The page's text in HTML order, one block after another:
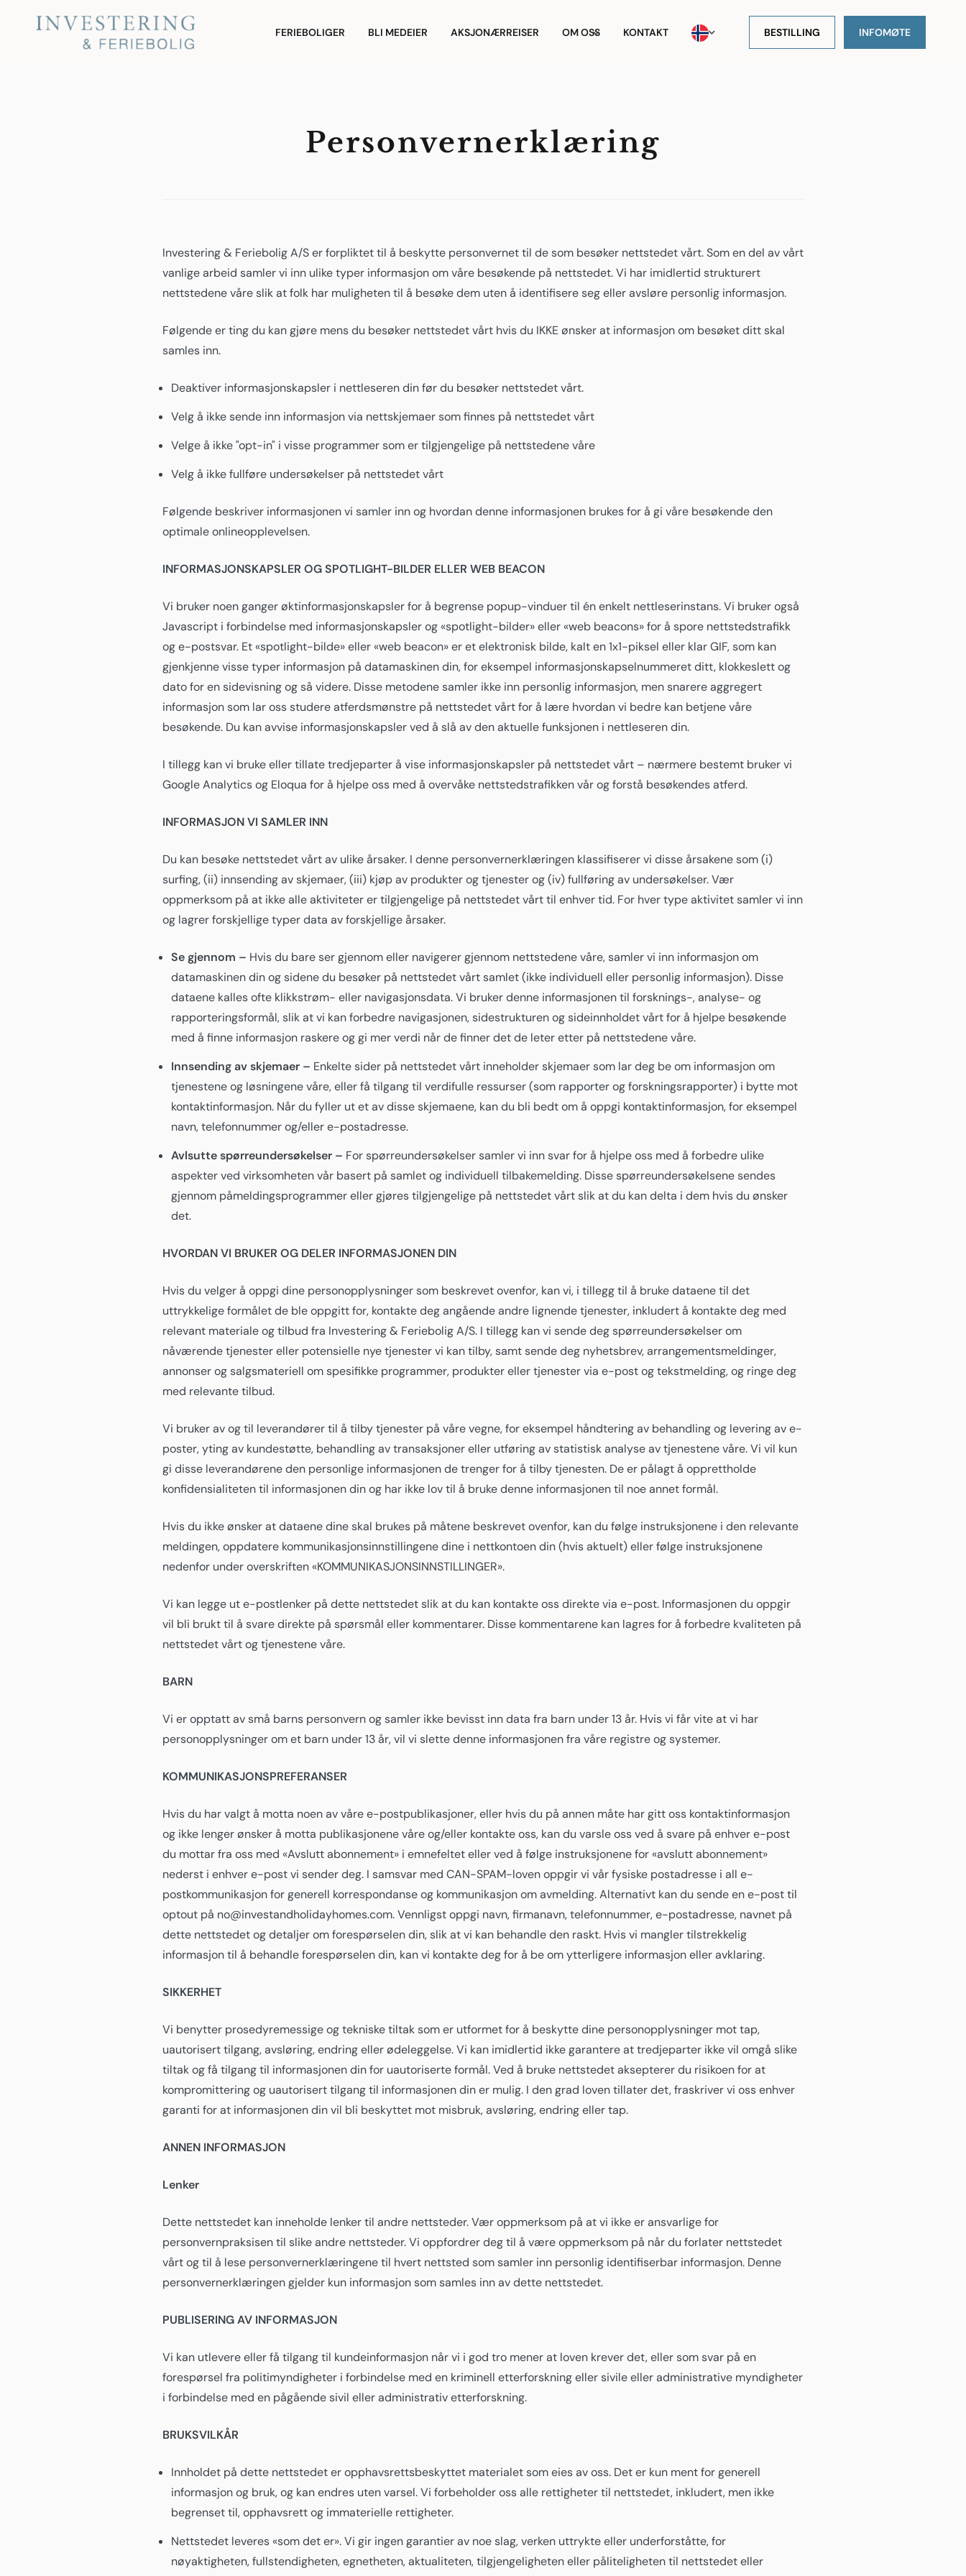
Investering & Feriebolig FERIEBOLIGER BLI MEDEIER AKSJONÆRREISER OM OSS KONTAKT BESTILLING INFOMØTE
Personvernerklæring
Investering & Feriebolig A/S er forpliktet til å beskytte personvernet til de som besøker nettstedet vårt. Som en del av vårt
vanlige arbeid samler vi inn ulike typer informasjon om våre besøkende på nettstedet. Vi har imidlertid strukturert
nettstedene våre slik at folk har muligheten til å besøke dem uten å identifisere seg eller avsløre personlig informasjon.
Følgende er ting du kan gjøre mens du besøker nettstedet vårt hvis du IKKE ønsker at informasjon om besøket ditt skal
samles inn.
Deaktiver informasjonskapsler i nettleseren din før du besøker nettstedet vårt.
Velg å ikke sende inn informasjon via nettskjemaer som finnes på nettstedet vårt
Velge å ikke "opt-in" i visse programmer som er tilgjengelige på nettstedene våre
Velg å ikke fullføre undersøkelser på nettstedet vårt
Følgende beskriver informasjonen vi samler inn og hvordan denne informasjonen brukes for å gi våre besøkende den
optimale onlineopplevelsen.
INFORMASJONSKAPSLER OG SPOTLIGHT-BILDER ELLER WEB BEACON
Vi bruker noen ganger øktinformasjonskapsler for å begrense popup-vinduer til én enkelt nettleserinstans. Vi bruker også
Javascript i forbindelse med informasjonskapsler og «spotlight-bilder» eller «web beacons» for å spore nettstedstrafikk
og e-postsvar. Et «spotlight-bilde» eller «web beacon» er et elektronisk bilde, kalt en 1x1-piksel eller klar GIF, som kan
gjenkjenne visse typer informasjon på datamaskinen din, for eksempel informasjonskapselnummeret ditt, klokkeslett og
dato for en sidevisning og så videre. Disse metodene samler ikke inn personlig informasjon, men snarere aggregert
informasjon som lar oss studere atferdsmønstre på nettstedet vårt for å lære hvordan vi bedre kan betjene våre
besøkende. Du kan avvise informasjonskapsler ved å slå av den aktuelle funksjonen i nettleseren din.
I tillegg kan vi bruke eller tillate tredjeparter å vise informasjonskapsler på nettstedet vårt – nærmere bestemt bruker vi
Google Analytics og Eloqua for å hjelpe oss med å overvåke nettstedstrafikken vår og forstå besøkendes atferd.
INFORMASJON VI SAMLER INN
Du kan besøke nettstedet vårt av ulike årsaker. I denne personvernerklæringen klassifiserer vi disse årsakene som (i)
surfing, (ii) innsending av skjemaer, (iii) kjøp av produkter og tjenester og (iv) fullføring av undersøkelser. Vær
oppmerksom på at ikke alle aktiviteter er tilgjengelige på nettstedet vårt til enhver tid. For hver type aktivitet samler vi inn
og lagrer forskjellige typer data av forskjellige årsaker.
Se gjennom – Hvis du bare ser gjennom eller navigerer gjennom nettstedene våre, samler vi inn informasjon om
datamaskinen din og sidene du besøker på nettstedet vårt samlet (ikke individuell eller personlig informasjon). Disse
dataene kalles ofte klikkstrøm- eller navigasjonsdata. Vi bruker denne informasjonen til forsknings-, analyse- og
rapporteringsformål, slik at vi kan forbedre navigasjonen, sidestrukturen og sideinnholdet vårt for å hjelpe besøkende
med å finne informasjon raskere og gi mer verdi når de finner det de leter etter på nettstedene våre.
Innsending av skjemaer – Enkelte sider på nettstedet vårt inneholder skjemaer som lar deg be om informasjon om
tjenestene og løsningene våre, eller få tilgang til verdifulle ressurser (som rapporter og forskningsrapporter) i bytte mot
kontaktinformasjon. Når du fyller ut et av disse skjemaene, kan du bli bedt om å oppgi kontaktinformasjon, for eksempel
navn, telefonnummer og/eller e-postadresse.
Avlsutte spørreundersøkelser – For spørreundersøkelser samler vi inn svar for å hjelpe oss med å forbedre ulike
aspekter ved virksomheten vår basert på samlet og individuell tilbakemelding. Disse spørreundersøkelsene sendes
gjennom påmeldingsprogrammer eller gjøres tilgjengelige på nettstedet vårt slik at du kan delta i dem hvis du ønsker
det.
HVORDAN VI BRUKER OG DELER INFORMASJONEN DIN
Hvis du velger å oppgi dine personopplysninger som beskrevet ovenfor, kan vi, i tillegg til å bruke dataene til det
uttrykkelige formålet de ble oppgitt for, kontakte deg angående andre lignende tjenester, inkludert å kontakte deg med
relevant materiale og tilbud fra Investering & Feriebolig A/S. I tillegg kan vi sende deg spørreundersøkelser om
nåværende tjenester eller potensielle nye tjenester vi kan tilby, samt sende deg nyhetsbrev, arrangementsmeldinger,
annonser og salgsmateriell om spesifikke programmer, produkter eller tjenester via e-post og tekstmelding, og ringe deg
med relevante tilbud.
Vi bruker av og til leverandører til å tilby tjenester på våre vegne, for eksempel håndtering av behandling og levering av e-
poster, yting av kundestøtte, behandling av transaksjoner eller utføring av statistisk analyse av tjenestene våre. Vi vil kun
gi disse leverandørene den personlige informasjonen de trenger for å tilby tjenesten. De er pålagt å opprettholde
konfidensialiteten til informasjonen din og har ikke lov til å bruke denne informasjonen til noe annet formål.
Hvis du ikke ønsker at dataene dine skal brukes på måtene beskrevet ovenfor, kan du følge instruksjonene i den relevante
meldingen, oppdatere kommunikasjonsinnstillingene dine i nettkontoen din (hvis aktuelt) eller følge instruksjonene
nedenfor under overskriften «KOMMUNIKASJONSINNSTILLINGER».
Vi kan legge ut e-postlenker på dette nettstedet slik at du kan kontakte oss direkte via e-post. Informasjonen du oppgir
vil bli brukt til å svare direkte på spørsmål eller kommentarer. Disse kommentarene kan lagres for å forbedre kvaliteten på
nettstedet vårt og tjenestene våre.
BARN
Vi er opptatt av små barns personvern og samler ikke bevisst inn data fra barn under 13 år. Hvis vi får vite at vi har
personopplysninger om et barn under 13 år, vil vi slette denne informasjonen fra våre registre og systemer.
KOMMUNIKASJONSPREFERANSER
Hvis du har valgt å motta noen av våre e-postpublikasjoner, eller hvis du på annen måte har gitt oss kontaktinformasjon
og ikke lenger ønsker å motta publikasjonene våre og/eller kontakte oss, kan du varsle oss ved å svare på enhver e-post
du mottar fra oss med «Avslutt abonnement» i emnefeltet eller ved å følge instruksjonene for «avslutt abonnement»
nederst i enhver e-post vi sender deg. I samsvar med CAN-SPAM-loven oppgir vi vår fysiske postadresse i all e-
postkommunikasjon for generell korrespondanse og kommunikasjon om avmelding. Alternativt kan du sende en e-post til
optout på no@investandholidayhomes.com. Vennligst oppgi navn, firmanavn, telefonnummer, e-postadresse, navnet på
dette nettstedet og detaljer om forespørselen din, slik at vi kan behandle den raskt. Hvis vi mangler tilstrekkelig
informasjon til å behandle forespørselen din, kan vi kontakte deg for å be om ytterligere informasjon eller avklaring.
SIKKERHET
Vi benytter prosedyremessige og tekniske tiltak som er utformet for å beskytte dine personopplysninger mot tap,
uautorisert tilgang, avsløring, endring eller ødeleggelse. Vi kan imidlertid ikke garantere at tredjeparter ikke vil omgå slike
tiltak og få tilgang til informasjonen din for uautoriserte formål. Ved å bruke nettstedet aksepterer du risikoen for at
kompromittering og uautorisert tilgang til informasjonen din er mulig. I den grad loven tillater det, fraskriver vi oss enhver
garanti for at informasjonen din vil bli beskyttet mot misbruk, avsløring, endring eller tap.
ANNEN INFORMASJON
Lenker
Dette nettstedet kan inneholde lenker til andre nettsteder. Vær oppmerksom på at vi ikke er ansvarlige for
personvernpraksisen til slike andre nettsteder. Vi oppfordrer deg til å være oppmerksom på når du forlater nettstedet
vårt og til å lese personvernerklæringene til hvert nettsted som samler inn personlig identifiserbar informasjon. Denne
personvernerklæringen gjelder kun informasjon som samles inn av dette nettstedet.
PUBLISERING AV INFORMASJON
Vi kan utlevere eller få tilgang til kundeinformasjon når vi i god tro mener at loven krever det, eller som svar på en
forespørsel fra politimyndigheter i forbindelse med en kriminell etterforskning eller sivile eller administrative myndigheter
i forbindelse med en pågående sivil eller administrativ etterforskning.
BRUKSVILKÅR
Innholdet på dette nettstedet er opphavsrettsbeskyttet materialet som eies av oss. Det er kun ment for generell
informasjon og bruk, og kan endres uten varsel. Vi forbeholder oss alle rettigheter til nettstedet, inkludert, men ikke
begrenset til, opphavsrett og immaterielle rettigheter.
Nettstedet leveres «som det er». Vi gir ingen garantier av noe slag, verken uttrykte eller underforståtte, for
nøyaktigheten, fullstendigheten, egnetheten, aktualiteten, tilgjengeligheten eller påliteligheten til nettstedet eller